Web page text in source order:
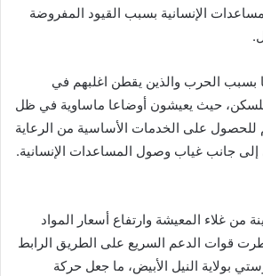
الإنسانية بسبب القيود المفروضة
بسبب الحرب والذين يقطن اغلبهم في
للسكن، حيث يعيشون أوضاعا ماساوية في ظل
للحصول على الخدمات الأساسية من الرعاية
إلى جانب غياب وصول المساعدات الإنسانية.
من غلاء المعيشة وارتفاع أسعار المواد
قوات الدعم السريع على الطريق الرابط
بولاية النيل الأبيض، ما جعل حركة